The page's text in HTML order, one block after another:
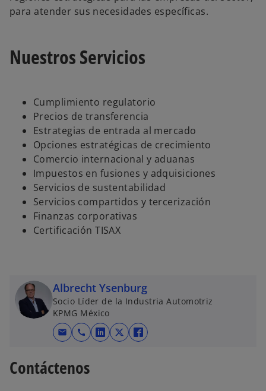
para atender sus necesidades específicas.
Nuestros Servicios
Cumplimiento regulatorio
Precios de transferencia
Estrategias de entrada al mercado
Opciones estratégicas de crecimiento
Comercio internacional y aduanas
Impuestos en fusiones y adquisiciones
Servicios de sustentabilidad
Servicios compartidos y tercerización
Finanzas corporativas
Certificación TISAX
Albrecht Ysenburg
Socio Líder de la Industria Automotriz
KPMG México
mail call
s
s
s
Contáctenos